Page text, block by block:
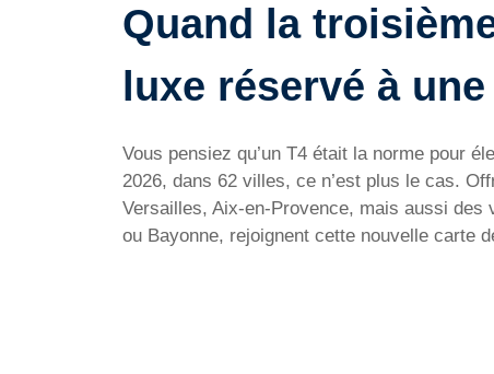
Quand la
luxe réservé à
Vous pensiez qu’un T4 était la norme pour
2026, dans 62 villes, ce n’est plus le cas.
Versailles, Aix-en-Provence, mais aussi
ou Bayonne, rejoignent cette nouvelle carte